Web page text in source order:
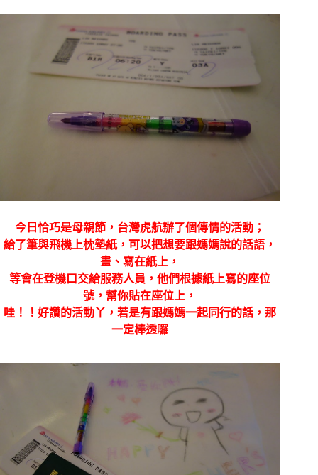
今日恰巧是母親節，台灣虎航辦了個傳情的活動；
給了筆與飛機上枕墊紙，可以把想要跟媽媽說的話語，
畫、寫在紙上，
等會在登機口交給服務人員，他們根據紙上寫的座位
號，幫你貼在座位上，
哇！！好讚的活動丫，若是有跟媽媽一起同行的話，那
一定棒透囉